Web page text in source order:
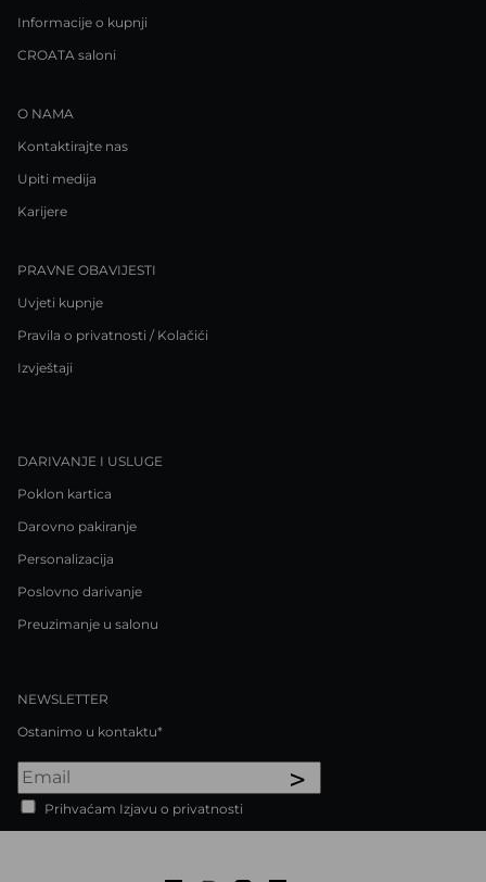
Informacije o kupnji
CROATA saloni
O NAMA
Kontaktirajte nas
Upiti medija
Karijere
PRAVNE OBAVIJESTI
Uvjeti kupnje
Pravila o privatnosti / Kolačići
Izvještaji
DARIVANJE I USLUGE
Poklon kartica
Darovno pakiranje
Personalizacija
Poslovno darivanje
Preuzimanje u salonu
NEWSLETTER
Ostanimo u kontaktu*
>
Prihvaćam Izjavu o privatnosti